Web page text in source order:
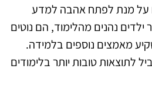
על מנת לפתח אהבה למדע
ילדים נהנים מהלימוד, הם נוטים
מאמצים נוספים בלמידה.
לתוצאות טובות יותר בלימודים